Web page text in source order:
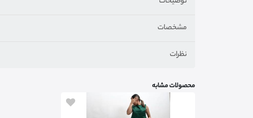
مشخصات
نظرات
محصولات مشابه